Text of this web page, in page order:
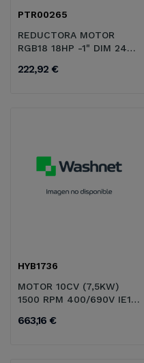
PTR00265
REDUCTORA MOTOR
RGB18 18HP -1" DIM 24
222,92 €
HYB1736
MOTOR 10CV (7,5KW)
1500 RPM 400/690V IE1
663,16 €